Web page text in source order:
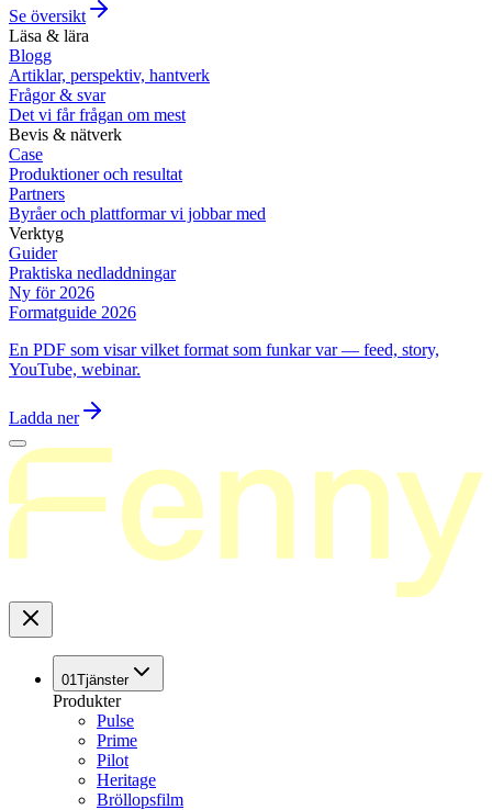
Se översikt
Läsa & lära
Blogg
Artiklar, perspektiv, hantverk
Frågor & svar
Det vi får frågan om mest
Bevis & nätverk
Case
Produktioner och resultat
Partners
Byråer och plattformar vi jobbar med
Verktyg
Guider
Praktiska nedladdningar
Ny för 2026
Formatguide 2026
En PDF som visar vilket format som funkar var — feed, story,
YouTube, webinar.
Ladda ner
01Tjänster
Produkter
Pulse
Prime
Pilot
Heritage
Bröllopsfilm